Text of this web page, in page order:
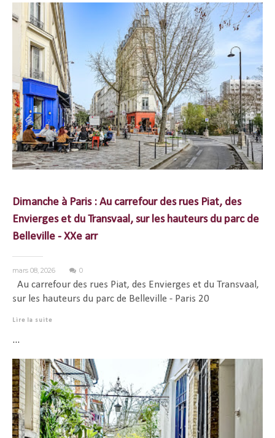
Dimanche à Paris : Au carrefour des rues Piat, des
Envierges et du Transvaal, sur les hauteurs du parc de
Belleville - XXe arr
mars 08, 2026 0
Au carrefour des rues Piat, des Envierges et du Transvaal,
sur les hauteurs du parc de Belleville - Paris 20
Lire la suite
...